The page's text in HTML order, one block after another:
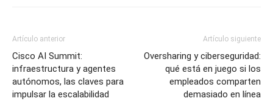
Artículo anterior
Cisco AI Summit:
infraestructura y agentes
autónomos, las claves para
impulsar la escalabilidad
Artículo siguiente
Oversharing y ciberseguridad:
qué está en juego si los
empleados comparten
demasiado en línea